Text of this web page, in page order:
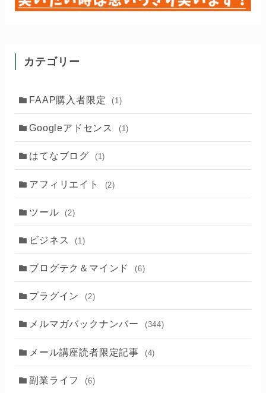
カテゴリー
FAAP購入者限定 (1)
Googleアドセンス (1)
はてなブログ (1)
アフィリエイト (2)
ツール (2)
ビジネス (1)
ブログテク＆マインド (6)
プラグイン (2)
メルマガバックナンバー (344)
メール講座読者限定記事 (4)
副業ライフ (6)